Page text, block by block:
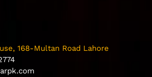
168-Multan Road Lahore